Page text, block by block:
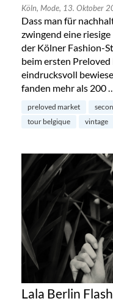
Köln, Mode, 13. Oktober
Dass man für
zwingend eine
der Kölner Fashion-
beim ersten
eindrucksvoll
fanden mehr als 200 …
preloved market
tour belgique
vintage
Lala Berlin